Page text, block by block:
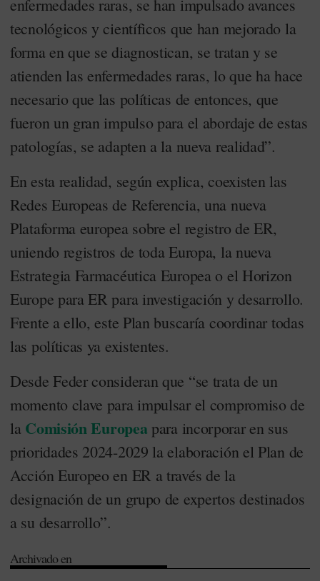
enfermedades raras, se han impulsado avances
tecnológicos y científicos que han mejorado la
forma en que se diagnostican, se tratan y se
atienden las enfermedades raras, lo que ha hace
necesario que las políticas de entonces, que
fueron un gran impulso para el abordaje de estas
patologías, se adapten a la nueva realidad”.
En esta realidad, según explica, coexisten las
Redes Europeas de Referencia, una nueva
Plataforma europea sobre el registro de ER,
uniendo registros de toda Europa, la nueva
Estrategia Farmacéutica Europea o el Horizon
Europe para ER para investigación y desarrollo.
Frente a ello, este Plan buscaría coordinar todas
las políticas ya existentes.
Desde Feder consideran que “se trata de un
momento clave para impulsar el compromiso de
la Comisión Europeapara incorporar en sus
prioridades 2024-2029 la elaboración el Plan de
Acción Europeo en ER a través de la
designación de un grupo de expertos destinados
a su desarrollo”.
Archivado en